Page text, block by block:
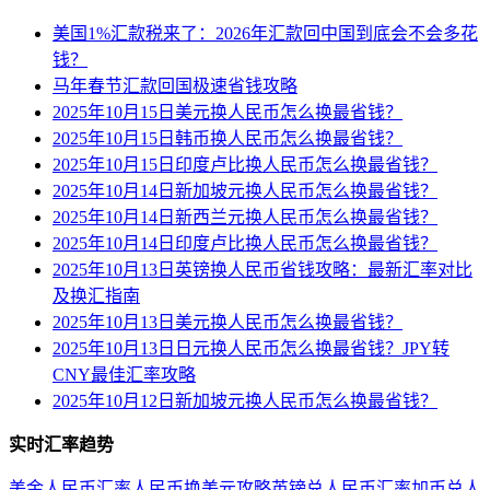
美国1%汇款税来了：2026年汇款回中国到底会不会多花
钱？
马年春节汇款回国极速省钱攻略
2025年10月15日美元换人民币怎么换最省钱？
2025年10月15日韩币换人民币怎么换最省钱？
2025年10月15日印度卢比换人民币怎么换最省钱？
2025年10月14日新加坡元换人民币怎么换最省钱？
2025年10月14日新西兰元换人民币怎么换最省钱？
2025年10月14日印度卢比换人民币怎么换最省钱？
2025年10月13日英镑换人民币省钱攻略：最新汇率对比
及换汇指南
2025年10月13日美元换人民币怎么换最省钱？
2025年10月13日日元换人民币怎么换最省钱？JPY转
CNY最佳汇率攻略
2025年10月12日新加坡元换人民币怎么换最省钱？
实时汇率趋势